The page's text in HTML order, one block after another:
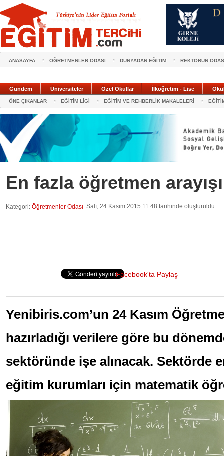
ANASAYFA ÖĞRETMENLER ODASI DÜNYADAN EĞİTİM REKTÖRÜN
Gündem Üniversiteler Özel Okullar İlköğretim - Lise
ÖNE ÇIKANLAR EĞİTİM LİGİ EĞİTİM VE REHBERLİK MAKALELERİ
En fazla öğretmen
Kategori: Öğretmenler Odası Salı, 24 Kasım 2015 11:48 tarihinde oluşturuldu
Facebook'ta Paylaş
Yenibiris.com’un 24 Kasım
hazırladığı verilere göre bu
sektöründe işe alınacak. Sektörde
eğitim kurumları için matematik